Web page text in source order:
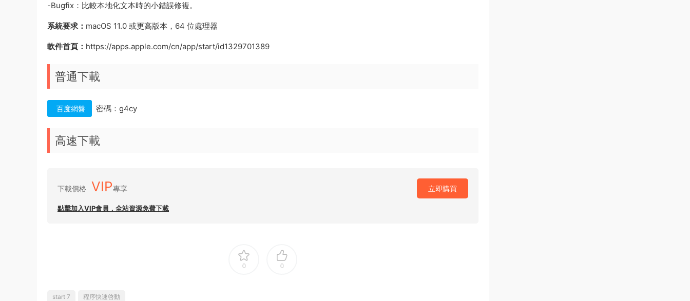
-Bugfix：比較本地化文本時的小錯誤修複。
系統要求： macOS 11.0 或更高版本，64 位處理器
軟件首頁： https://apps.apple.com/cn/app/start/id1329701389
普通下載
百度網盤 密碼：g4cy
高速下載
下載價格 VIP專享 立即購買
點擊加入VIP會員，全站資源免費下載
0 0
start 7 程序快速啓動